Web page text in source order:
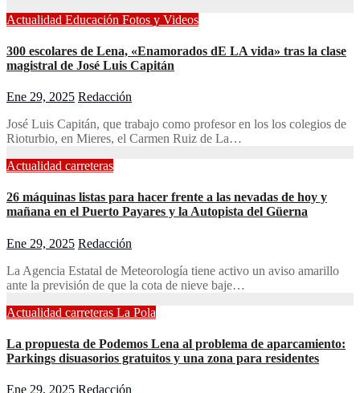
Actualidad Educación Fotos y Videos
300 escolares de Lena, «Enamorados dE LA vida» tras la clase
magistral de José Luis Capitán
Ene 29, 2025 Redacción
José Luis Capitán, que trabajo como profesor en los los colegios de
Rioturbio, en Mieres, el Carmen Ruiz de La…
Actualidad carreteras
26 máquinas listas para hacer frente a las nevadas de hoy y
mañana en el Puerto Payares y la Autopista del Güerna
Ene 29, 2025 Redacción
La Agencia Estatal de Meteorología tiene activo un aviso amarillo
ante la previsión de que la cota de nieve baje…
Actualidad carreteras La Pola
La propuesta de Podemos Lena al problema de aparcamiento:
Parkings disuasorios gratuitos y una zona para residentes
Ene 29, 2025 Redacción